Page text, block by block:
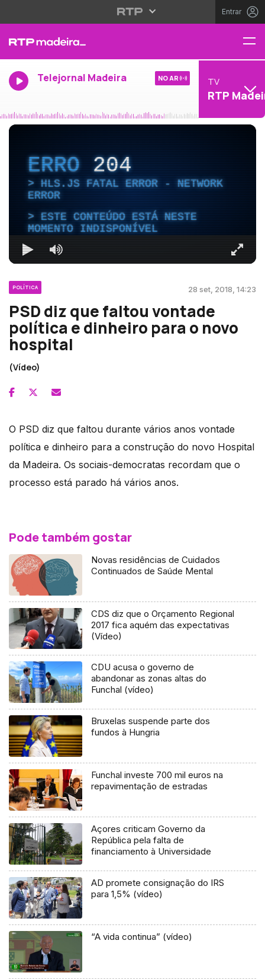
Entrar
Telejornal Madeira NO AR TV
RTP
ERRO204
HLS.JS FATAL ERROR - NETWORK
ERROR
ESTE CONTEÚDO ESTÁ NESTE
MOMENTO INDISPONÍVEL
POLÍTICA 28 set, 2018, 14:23
PSD diz que faltou vontade
política e dinheiro para o novo
hospital
(Vídeo)
O PSD diz que faltou durante vários anos vontade
política e dinheiro para a construção do novo Hospital
da Madeira. Os sociais-democratas recordam que o
processo está parado há vários anos.
Pode também gostar
Novas residências de Cuidados
Continuados de Saúde Mental
CDS diz que o Orçamento Regional
2017 fica aquém das expectativas
(Vídeo)
CDU acusa o governo de
abandonar as zonas altas do
Funchal (vídeo)
Bruxelas suspende parte dos
fundos à Hungria
Funchal investe 700 mil euros na
repavimentação de estradas
Açores criticam Governo da
República pela falta de
financiamento à Universidade
AD promete consignação do IRS
para 1,5% (vídeo)
“A vida continua” (vídeo)